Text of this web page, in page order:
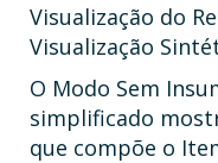
Visualização do
Visualização
O Modo Sem
simplificado
que compõe o